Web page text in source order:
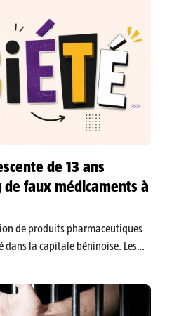
de 13 ans
faux médicaments à
de produits pharmaceutiques
dans la capitale béninoise. Les
de Porto-Novo